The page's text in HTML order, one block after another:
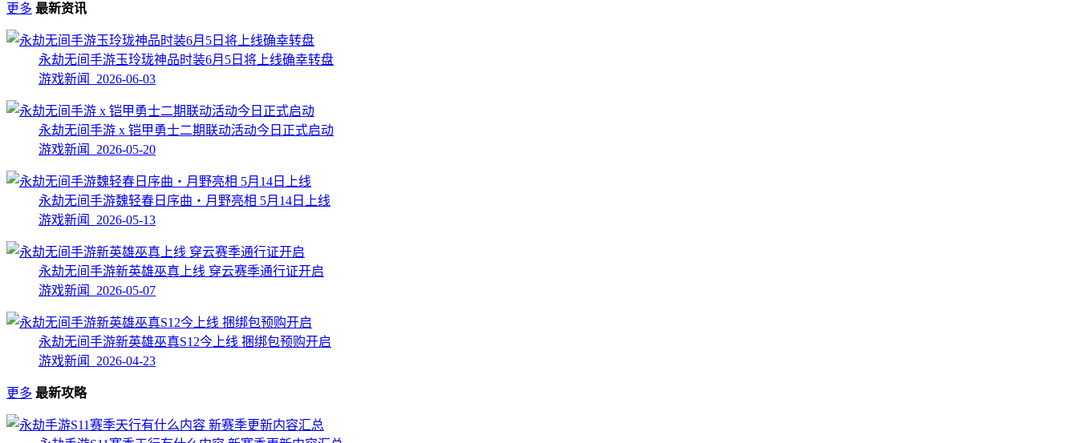
更多 最新资讯
永劫无间手游玉玲珑神品时装6月5日将上线确幸转盘
游戏新闻 2026-06-03
永劫无间手游 x 铠甲勇士二期联动活动今日正式启动
游戏新闻 2026-05-20
永劫无间手游魏轻春日序曲・月野亮相 5月14日上线
游戏新闻 2026-05-13
永劫无间手游新英雄巫真上线 穿云赛季通行证开启
游戏新闻 2026-05-07
永劫无间手游新英雄巫真S12今上线 捆绑包预购开启
游戏新闻 2026-04-23
更多 最新攻略